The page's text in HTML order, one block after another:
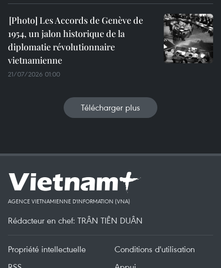
Les Accords de Genève de
1954, un jalon historique de la
diplomatie révolutionnaire
vietnamienne
21/07/2026 01:00
Télécharger plus
AGENCE VIETNAMIENNE D'INFORMATION (VNA)
Rédacteur en chef: TRÂN TIÊN DUÂN
Propriété intellectuelle
Conditions d'utilisation